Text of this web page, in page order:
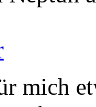
mich